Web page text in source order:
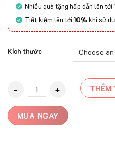
Nhiều quà tặng hấp dẫn lên tới
Tiết kiệm lên tới10%khi sử
Kích thước
Thảm dệt tay cao cấp THÊM
MUA NGAY